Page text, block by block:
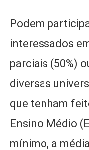
Podem
interessados
parciais (50%)
diversas
que tenham
Ensino Médio
mínimo, a